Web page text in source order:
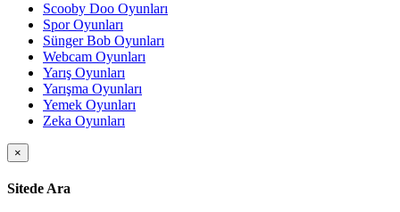
Scooby Doo Oyunları
Spor Oyunları
Sünger Bob Oyunları
Webcam Oyunları
Yarış Oyunları
Yarışma Oyunları
Yemek Oyunları
Zeka Oyunları
×
Sitede Ara